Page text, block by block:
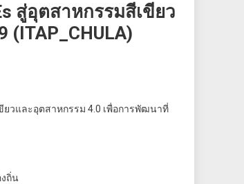
สู่อุตสาหกรรมสีเขียว
ยวและอุตสาหกรรม 4.0 เพื่อการพัฒนาที่
ถิ่น